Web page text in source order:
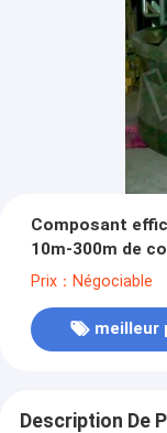
Composant
10m-300m de
inoxydable
Prix：Négociable
meilleur
Description De